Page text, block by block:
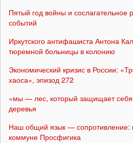
Пятый год войны и сослагательное
событий
Иркутского антифашиста Антона
тюремной больницы в колонию
Экономический кризис в России:
хаоса», эпизод 272
«мы — лес, который защищает
деревья
Наш общий язык — сопротивление:
коммуне Просфигика